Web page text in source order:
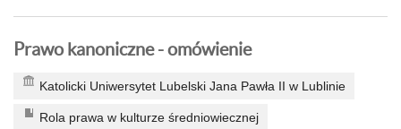
Prawo kanoniczne - omówienie
Katolicki Uniwersytet Lubelski Jana Pawła II w Lublinie
Rola prawa w kulturze średniowiecznej